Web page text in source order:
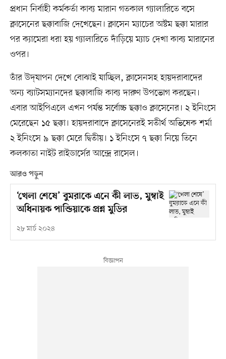
প্রধান নির্বাহী কর্মকর্তা কাব্য মারান গতকাল গ্যালারিতে বসে
ক্লাসেনের ছক্কাবাজি দেখেছেন। ক্লাসেন ম্যাচের অষ্টম ছক্কা মারার
পর ক্যামেরা ধরা হয় গ্যালারিতে দাঁড়িয়ে ম্যাচ দেখা কাব্য মারানের
ওপর।
তাঁর উদ্‌যাপন দেখে বোঝাই যাচ্ছিল, ক্লাসেনসহ হায়দরাবাদের
অন্য ব্যাটসম্যানদের ছক্কাবাজি কাব্য দারুণ উপভোগ করছেন।
এবার আইপিএলে এখন পর্যন্ত সর্বোচ্চ ছক্কাও ক্লাসেনের। ২ ইনিংসে
মেরেছেন ১৫ ছক্কা। হায়দরাবাদে ক্লাসেনেরই সতীর্থ অভিষেক শর্মা
২ ইনিংসে ৯ ছক্কা মেরে দ্বিতীয়। ১ ইনিংসে ৭ ছক্কা নিয়ে তিনে
কলকাতা নাইট রাইডার্সের আন্দ্রে রাসেল।
আরও পড়ুন
‘খেলা শেষে’ বুমরাকে এনে কী লাভ, মুম্বাই
অধিনায়ক পান্ডিয়াকে প্রশ্ন মুডির
২৮ মার্চ ২০২৪